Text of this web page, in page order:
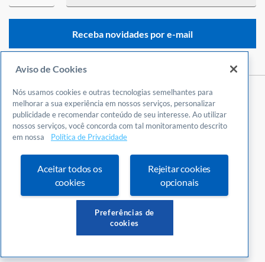
Central de Atendimento
0800 570 0800
24 horas por dia
Fale Conosco
Ouvidoria
Definições de cookies
Receba novidades por e-mail
Aviso de Cookies
Nós usamos cookies e outras tecnologias semelhantes para
melhorar a sua experiência em nossos serviços, personalizar
publicidade e recomendar conteúdo de seu interesse. Ao utilizar
nossos serviços, você concorda com tal monitoramento descrito
em nossa
Política de Privacidade
Aceitar todos os
cookies
Rejeitar cookies
opcionais
Preferências de
cookies